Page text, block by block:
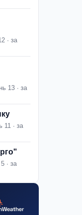
· за
13 · за
11 · за
· за